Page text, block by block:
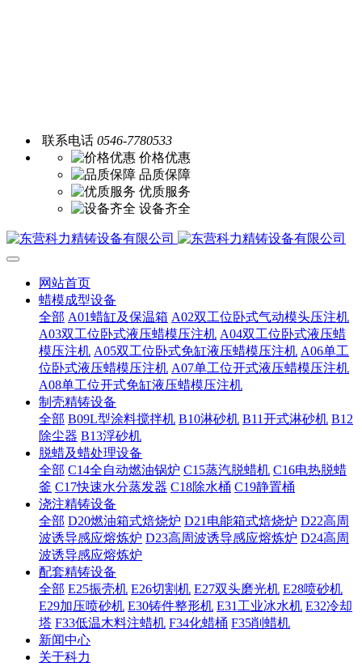
联系电话 0546-7780533
价格优惠
品质保障
优质服务
设备齐全
网站首页
蜡模成型设备
全部 A01蜡缸及保温箱 A02双工位卧式气动模头压注机
A03双工位卧式液压蜡模压注机 A04双工位卧式液压蜡
模压注机 A05双工位卧式免缸液压蜡模压注机 A06单工
位卧式液压蜡模压注机 A07单工位开式液压蜡模压注机
A08单工位开式免缸液压蜡模压注机
制壳精铸设备
全部 B09L型涂料搅拌机 B10淋砂机 B11开式淋砂机 B12
除尘器 B13浮砂机
脱蜡及蜡处理设备
全部 C14全自动燃油锅炉 C15蒸汽脱蜡机 C16电热脱蜡
釜 C17快速水分蒸发器 C18除水桶 C19静置桶
浇注精铸设备
全部 D20燃油箱式焙烧炉 D21电能箱式焙烧炉 D22高周
波诱导感应熔炼炉 D23高周波诱导感应熔炼炉 D24高周
波诱导感应熔炼炉
配套精铸设备
全部 E25振壳机 E26切割机 E27双头磨光机 E28喷砂机
E29加压喷砂机 E30铸件整形机 E31工业冰水机 E32冷却
塔 F33低温木料注蜡机 F34化蜡桶 F35削蜡机
新闻中心
关于科力